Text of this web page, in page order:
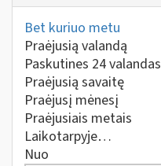
Bet kuriuo metu
Praėjusią valandą
Paskutines 24 valandas
Praėjusią savaitę
Praėjusį mėnesį
Praėjusiais metais
Laikotarpyje…
Nuo